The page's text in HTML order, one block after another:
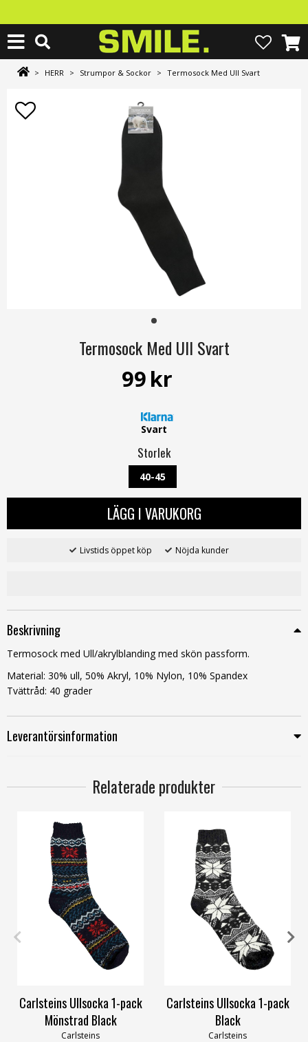
> HERR > Strumpor & Sockor > Termosock Med Ull Svart
Termosock Med Ull Svart
99kr
Svart
Storlek
40-45
LÄGG I VARUKORG
Livstids öppet köp Nöjda kunder
Beskrivning
Termosock med Ull/akrylblanding med skön passform.
Material: 30% ull, 50% Akryl, 10% Nylon, 10% Spandex
Tvättråd: 40 grader
Leverantörsinformation
Relaterade produkter
40/42
Carlsteins Ullsocka 1-pack
Mönstrad Black
Carlsteins
39/42 43/45
Carlsteins Ullsocka 1-pack
Black
Carlsteins